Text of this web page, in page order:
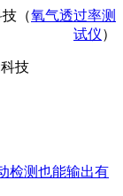
（氧气透过率测
试仪）
技
检测也能输出有